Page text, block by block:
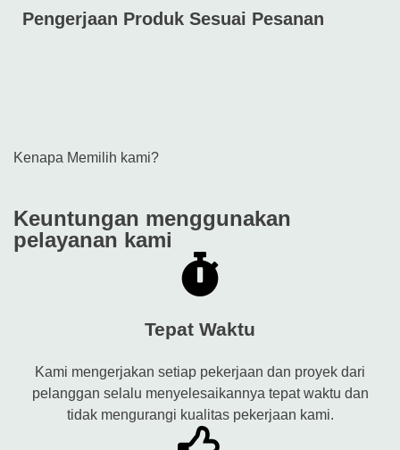
Pengerjaan Produk Sesuai Pesanan
Kenapa Memilih kami?
Keuntungan menggunakan
pelayanan kami
Tepat Waktu
Kami mengerjakan setiap pekerjaan dan proyek dari
pelanggan selalu menyelesaikannya tepat waktu dan
tidak mengurangi kualitas pekerjaan kami.